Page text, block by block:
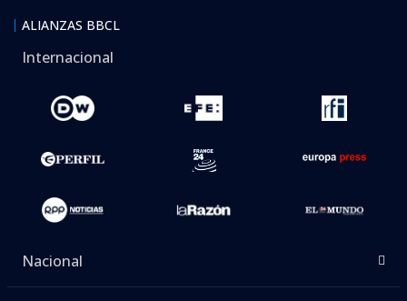
ALIANZAS BBCL
Internacional
Nacional